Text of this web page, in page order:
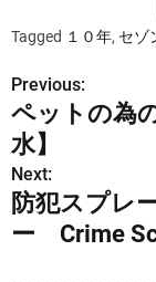
Tagged １０年, セゾ
投
稿
ナ
ビ
Previous:
ペットの為
水】
Next:
防犯スプレ
ー Crime